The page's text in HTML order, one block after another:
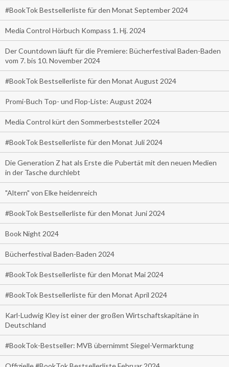
#BookTok Bestsellerliste für den Monat September 2024
Media Control Hörbuch Kompass 1. Hj. 2024
Der Countdown läuft für die Premiere: Bücherfestival Baden-Baden
vom 7. bis 10. November 2024
#BookTok Bestsellerliste für den Monat August 2024
Promi-Buch Top- und Flop-Liste: August 2024
Media Control kürt den Sommerbeststeller 2024
#BookTok Bestsellerliste für den Monat Juli 2024
Die Generation Z hat als Erste die Pubertät mit den neuen Medien
in der Tasche durchlebt
"Altern" von Elke heidenreich
#BookTok Bestsellerliste für den Monat Juni 2024
Book Night 2024
Bücherfestival Baden-Baden 2024
#BookTok Bestsellerliste für den Monat Mai 2024
#BookTok Bestsellerliste für den Monat April 2024
Karl-Ludwig Kley ist einer der großen Wirtschaftskapitäne in
Deutschland
#BookTok-Bestseller: MVB übernimmt Siegel-Vermarktung